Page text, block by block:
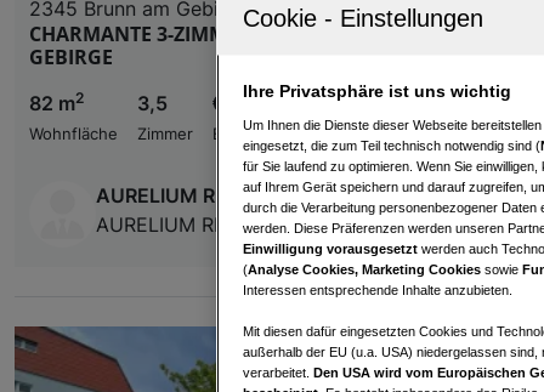
2345 Brunn am Gebirge
CHARMANTE 3-ZIMMER WOHNUNG IN BRUNN AM
GEBIRGE
82 m2
Wohnfläche
3,5
Zimmer
€ 1.290,00
Bruttomiete
AURELIUM REAL ESTATE
AURELIUM REAL ESTATE GmbH
Ihre Privatsphäre ist uns wichtig
Um Ihnen die Dienste dieser Webseite
eingesetzt, die zum Teil technisch notwendig sind (
für Sie laufend zu optimieren. Wenn Sie
auf Ihrem Gerät speichern und darauf zugreifen,
durch die Verarbeitung personenbezogener
werden. Diese Präferenzen werden unseren
Einwilligung vorausgesetzt werden auch
(Analyse Cookies, Marketing Cookies sowie
Interessen entsprechende Inhalte anzubieten.
Mit diesen dafür eingesetzten Cookies und
außerhalb der EU (u.a. USA) niedergelassen
verarbeitet. Den USA wird vom Europäischen